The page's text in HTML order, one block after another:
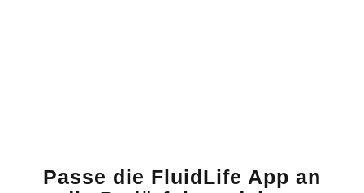
Passe die FluidLife App an